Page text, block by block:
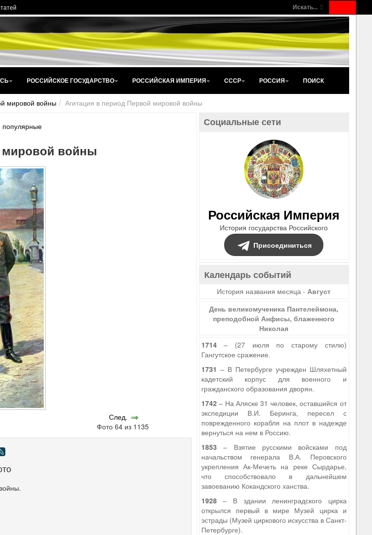
Искать...
РОССИЙСКОЕ ГОСУДАРСТВО РОССИЙСКАЯ ИМПЕРИЯ СССР РОССИЯ ПОИСК
мировой войны Агитация в период Первой мировой войны
мировой войны
След.
Фото 64 из 1135
Социальные сети
Российская Империя
История государства Российского
Присоединиться
Календарь событий
История названия месяца -Август
День великомученика Пантелеймона,
преподобной Анфисы, блаженного
Николая
1714– (27 июля по старому стилю)
Гангутское сражение.
1731 – В Петербурге учрежден Шляхетный
кадетский корпус для военного и
гражданского образования дворян.
1742– На Аляске 31 человек, оставшийся от
экспедиции В.И. Беринга, пересел с
поврежденного корабля на плот в надежде
вернуться на нем в Россию.
1853 – Взятие русскими войсками под
начальством генерала В.А. Перовского
укрепления Ак-Мечеть на реке Сырдарье,
что способствовало в дальнейшем
завоеванию Кокандского ханства.
1928– В здании ленинградского цирка
открылся первый в мире Музей цирка и
эстрады (Музей циркового искусства в Санкт-
Петербурге).